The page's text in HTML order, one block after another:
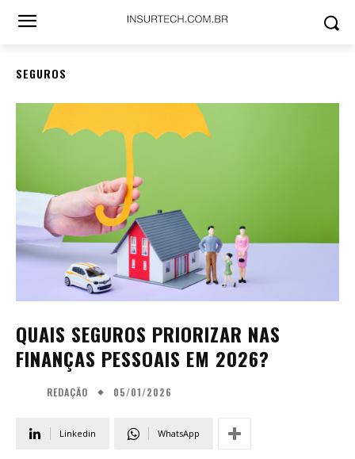
SEGUROS
QUAIS SEGUROS PRIORIZAR NAS
FINANÇAS PESSOAIS EM 2026?
REDAÇÃO 05/01/2026
Linkedin WhatsApp